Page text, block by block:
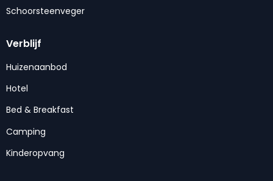
Schoorsteenveger
Verblijf
Huizenaanbod
Hotel
Bed & Breakfast
Camping
Kinderopvang